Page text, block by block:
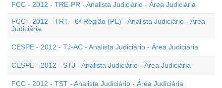
FCC - 2012 - TRE-PR - Analista Judiciário - Área Judiciária
FCC - 2012 - TRT - 6ª Região (PE) - Analista Judiciário - Área
Judiciária
CESPE - 2012 - TJ-AC - Analista Judiciário - Área Judiciária
CESPE - 2012 - STJ - Analista Judiciário - Área Judiciária
FCC - 2012 - TST - Analista Judiciário - Área Judiciária